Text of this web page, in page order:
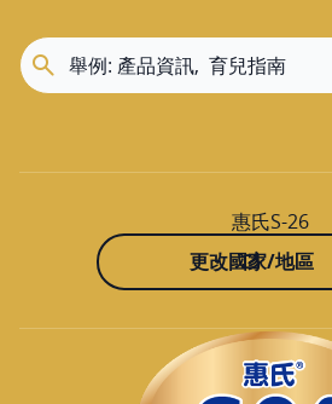
大樹斗南南昌
雲林縣斗南鎮南昌路112號
顯示在地圖上
規劃路線
大樹斗六西平
雲林縣斗六市西平路196號
05-5360234
惠氏S-26
更改國家/地區